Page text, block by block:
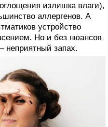
излишка влаги),
аллергенов. А
устройство
Но и без нюансов
неприятный запах.